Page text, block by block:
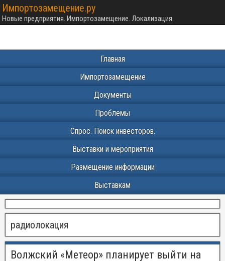
Импортозамещение.ру
Новые предприятия. Импортозамещение. Локализация.
Главная
Импортозамещение
Документы
Проблемы
Спрос. Поиск инвесторов.
Выставки и мероприятия
Размещение информации
Выставкам
радиолокация
Волжский «Метеор» планирует выйти на